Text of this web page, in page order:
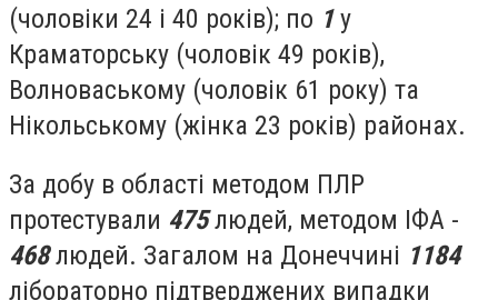
(чоловіки 24 і 40 років); по 1у
Краматорську (чоловік 49 років),
Волноваському (чоловік 61 року) та
Нікольському (жінка 23 років) районах.
За добу в області методом ПЛР
протестували 475людей, методом ІФА -
468людей. Загалом на Донеччині 1184
лібораторно підтверджених випадки